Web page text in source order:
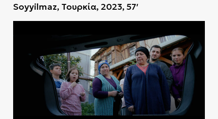
Soyyilmaz, Τουρκία, 2023, 57′